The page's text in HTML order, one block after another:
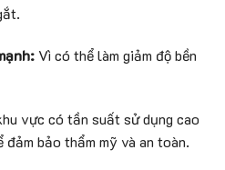
Vì có thể làm giảm độ bền
vực có tần suất sử dụng cao
đảm bảo thẩm mỹ và an toàn.